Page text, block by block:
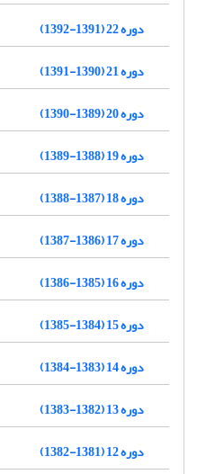
دوره 22 (1391-1392)
دوره 21 (1390-1391)
دوره 20 (1389-1390)
دوره 19 (1388-1389)
دوره 18 (1387-1388)
دوره 17 (1386-1387)
دوره 16 (1385-1386)
دوره 15 (1384-1385)
دوره 14 (1383-1384)
دوره 13 (1382-1383)
دوره 12 (1381-1382)